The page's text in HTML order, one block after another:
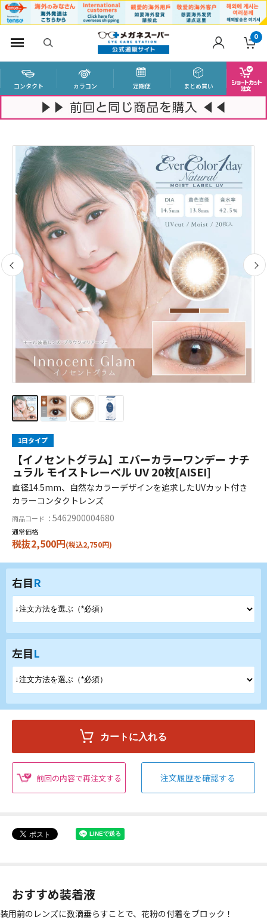
0
コンタクト カラコン 定期便 まとめ買い
1日タイプ
【イノセントグラム】エバーカラーワンデー ナチ
ュラル モイストレーベル UV 20枚[AISEI]
直径14.5mm、自然なカラーデザインを追求したUVカット付き
カラーコンタクトレンズ
商品コード ： 5462900004680
通常価格
税抜2,500円(税込2,750円)
右目R
左目L
前回の内容で再注文する 注文履歴を確認する
おすすめ装着液
装用前のレンズに数滴垂らすことで、花粉の付着をブロック！